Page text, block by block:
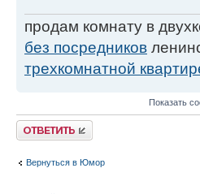
продам комнату в
без посредников
трехкомнатной
Показать
Ответить
Вернуться в Юмор